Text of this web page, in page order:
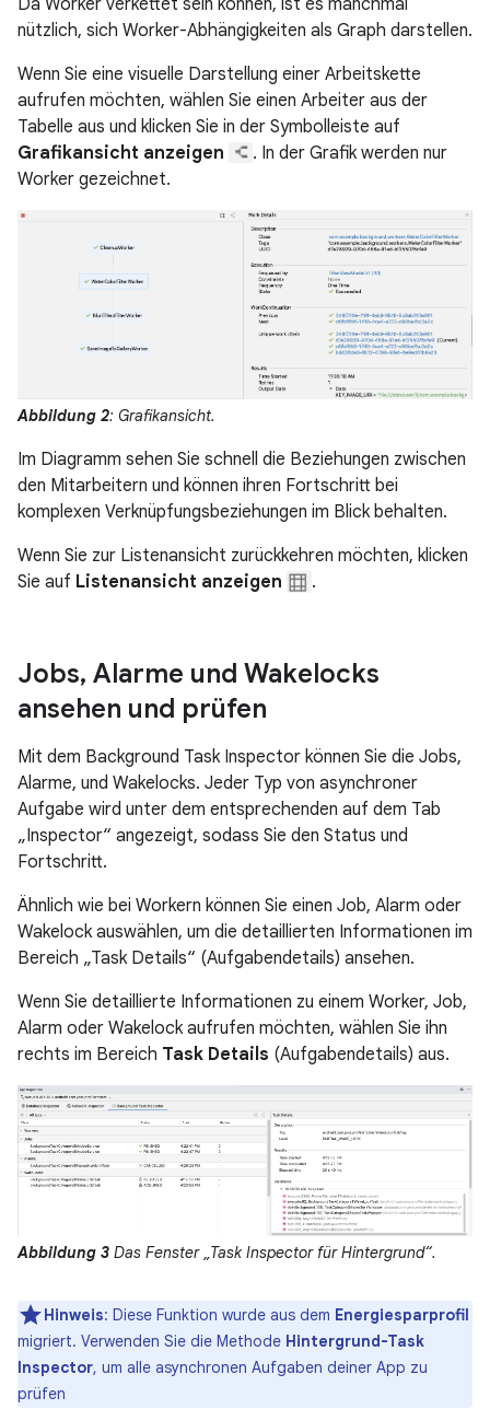
Da Worker verkettet sein können, ist es manchmal
nützlich, sich Worker-Abhängigkeiten als Graph darstellen.
Wenn Sie eine visuelle Darstellung einer Arbeitskette
aufrufen möchten, wählen Sie einen Arbeiter aus der
Tabelle aus und klicken Sie in der Symbolleiste auf
Grafikansicht anzeigen
. In der Grafik werden nur
Worker gezeichnet.
Abbildung 2: Grafikansicht.
Im Diagramm sehen Sie schnell die Beziehungen zwischen
den Mitarbeitern und können ihren Fortschritt bei
komplexen Verknüpfungsbeziehungen im Blick behalten.
Wenn Sie zur Listenansicht zurückkehren möchten, klicken
Sie auf Listenansicht anzeigen .
Jobs, Alarme und Wakelocks
ansehen und prüfen
Mit dem Background Task Inspector können Sie die Jobs,
Alarme, und Wakelocks. Jeder Typ von asynchroner
Aufgabe wird unter dem entsprechenden auf dem Tab
„Inspector“ angezeigt, sodass Sie den Status und
Fortschritt.
Ähnlich wie bei Workern können Sie einen Job, Alarm oder
Wakelock auswählen, um die detaillierten Informationen im
Bereich „Task Details“ (Aufgabendetails) ansehen.
Wenn Sie detaillierte Informationen zu einem Worker, Job,
Alarm oder Wakelock aufrufen möchten, wählen Sie ihn
rechts im Bereich Task Details (Aufgabendetails) aus.
Abbildung 3 Das Fenster „Task Inspector für Hintergrund“.
Hinweis: Diese Funktion wurde aus dem Energiesparprofil
migriert. Verwenden Sie die Methode Hintergrund-Task
Inspector, um alle asynchronen Aufgaben deiner App zu
prüfen